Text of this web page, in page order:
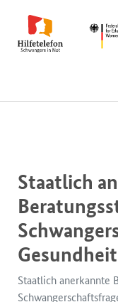
Staatlich
Staatlich anerkannte